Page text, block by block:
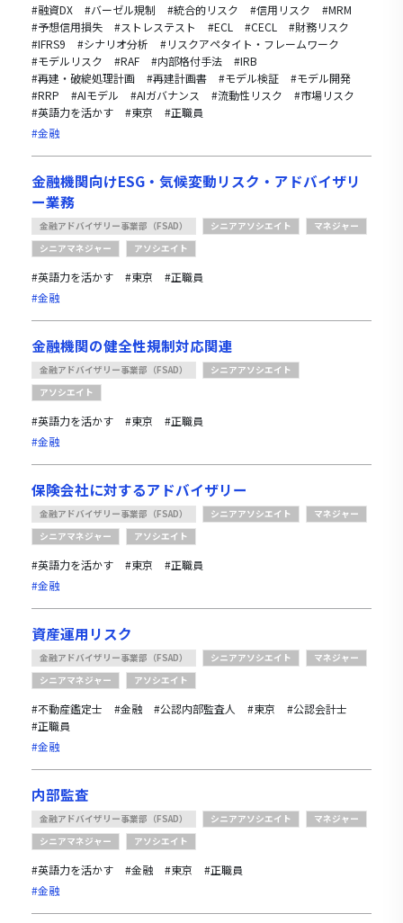
#融資DX #バーゼル規制 #統合的リスク #信用リスク
#MRM
#予想信用損失
#ストレステスト #ECL #CECL
#財務リスク
#IFRS9
#シナリオ分析
#リスクアペタイト・フレームワーク
#モデルリスク
#RAF #内部格付手法
#IRB
#再建・破綻処理計画
#再建計画書 #モデル検証
#モデル開発
#RRP
#AIモデル #AIガバナンス #流動性リスク
#市場リスク
#英語力を活かす
#東京
#正職員
#金融
金融機関向けESG・気候変動リスク・アドバイザリ
ー業務
金融アドバイザリー事業部（FSAD） シニアアソシエイト
マネジャー
シニアマネジャー
アソシエイト
#英語力を活かす #東京
#正職員
#金融
金融機関の健全性規制対応関連
金融アドバイザリー事業部（FSAD）
シニアアソシエイト
アソシエイト
#英語力を活かす #東京
#正職員
#金融
保険会社に対するアドバイザリー
金融アドバイザリー事業部（FSAD） シニアアソシエイト
マネジャー
シニアマネジャー
アソシエイト
#英語力を活かす #東京
#正職員
#金融
資産運用リスク
金融アドバイザリー事業部（FSAD） シニアアソシエイト
マネジャー
シニアマネジャー
アソシエイト
#不動産鑑定士 #金融 #公認内部監査人 #東京
#公認会計士
#正職員
#金融
内部監査
金融アドバイザリー事業部（FSAD） シニアアソシエイト
マネジャー
シニアマネジャー
アソシエイト
#英語力を活かす #金融 #東京
#正職員
#金融